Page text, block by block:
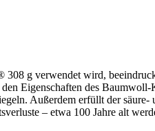
g verwendet wird,
Eigenschaften des
Außerdem erfüllt der
– etwa 100 Jahre alt